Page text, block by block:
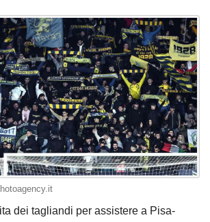
dei tagliandi per assistere a Pisa-